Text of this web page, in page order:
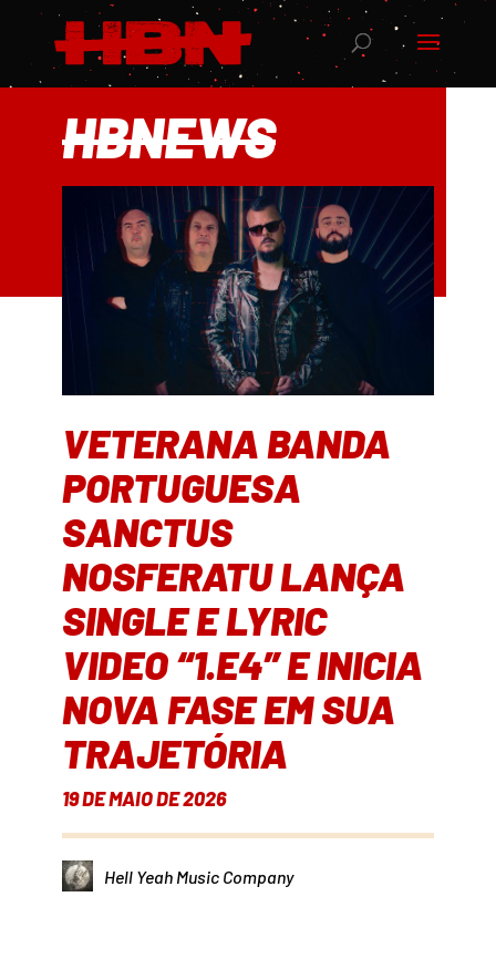
HBNEWS
VETERANA BANDA
PORTUGUESA
SANCTUS
NOSFERATU LANÇA
SINGLE E LYRIC
VIDEO “1.E4” E INICIA
NOVA FASE EM SUA
TRAJETÓRIA
19 DE MAIO DE 2026
Hell Yeah Music Company